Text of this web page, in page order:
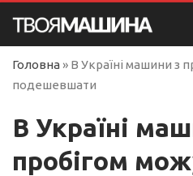
Головна » В Україні машини з
подешевшати
В Україні
пробігом